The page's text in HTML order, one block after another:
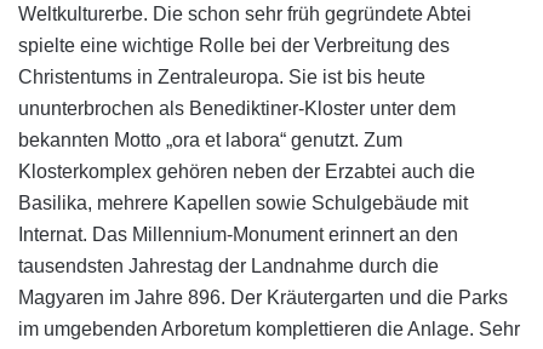
Weltkulturerbe. Die schon sehr früh gegründete Abtei
spielte eine wichtige Rolle bei der Verbreitung des
Christentums in Zentraleuropa. Sie ist bis heute
ununterbrochen als Benediktiner-Kloster unter dem
bekannten Motto „ora et labora“ genutzt. Zum
Klosterkomplex gehören neben der Erzabtei auch die
Basilika, mehrere Kapellen sowie Schulgebäude mit
Internat. Das Millennium-Monument erinnert an den
tausendsten Jahrestag der Landnahme durch die
Magyaren im Jahre 896. Der Kräutergarten und die Parks
im umgebenden Arboretum komplettieren die Anlage. Sehr